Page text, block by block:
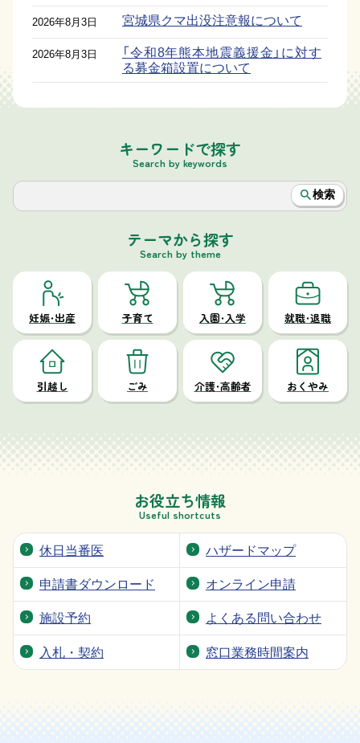
キーワードで探す
Search by keywords
検索
テーマから探す
Search by theme
妊娠・出産 子育て 入園・入学 就職・退職
引越し ごみ 介護・高齢者 おくやみ
2026年8月3日 宮城県クマ出没注意報について
2026年8月3日
「令和8年熊本地震義援金」に対す
る募金箱設置について
します
第2期しばた食と農のまちづくり
条例基本計画に関するアンケート
について
8月8日（土）システムメンテナンス
に伴う柴田町サービスセンターの
一部利用停止について
2026年7月29日
住民票や印鑑登録証明書などはコ
ンビニでも取得できます
2026年7月23日 新町長の就任について
2026年7月12日
令和8年7月12日執行柴田町長選挙
及び柴田町議会議員補欠選挙
地周辺）
2026年7月9日
入札のお知らせ（上下水道に関する
おはなしの会「ぴいかぶう」が文部
科学大臣表彰を受賞しました。
クマの目撃情報について
2026年7月2日 声の広報（広報紙音声版）
2026年7月2日
「2026年ベネズエラ地震救援金」の
受付について
お役立ち情報
Useful shortcuts
休日当番医 ハザードマップ
申請書ダウンロード オンライン申請
施設予約 よくある問い合わせ
入札・契約 窓口業務時間案内